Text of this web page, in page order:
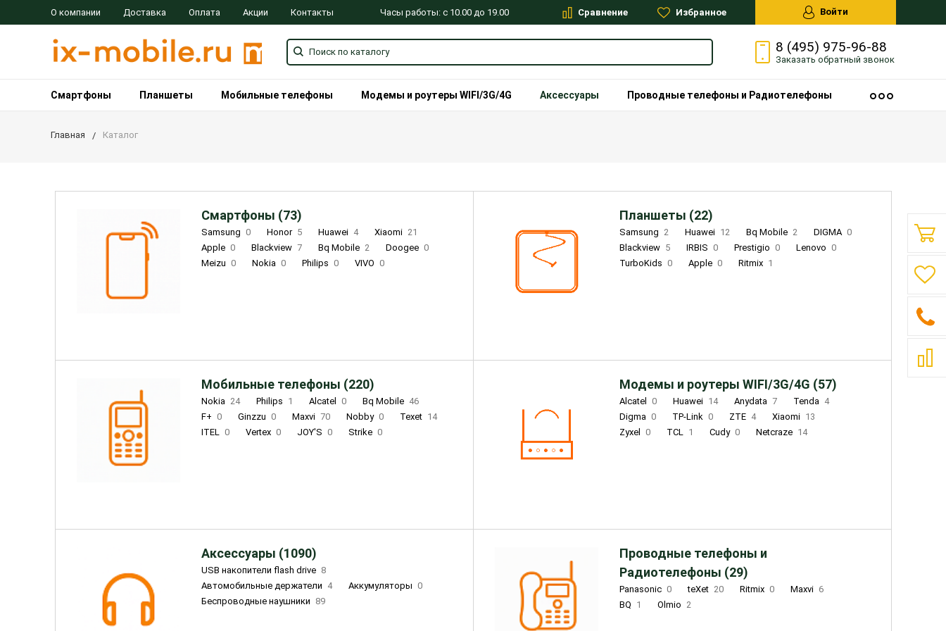
О компании Доставка Оплата Акции Контакты Часы работы: с 10.00 до 19.00 Сравнение Избранное Войти
8 (495) 975-96-88
Заказать обратный звонок
Смартфоны Планшеты Мобильные телефоны Модемы и роутеры WIFI/3G/4G Аксессуары Проводные телефоны и Радиотелефоны
Главная Каталог
Смартфоны (73)
Samsung 0 Honor 5 Huawei 4 Xiaomi 21
Apple 0 Blackview 7 Bq Mobile 2 Doogee 0
Meizu 0 Nokia 0 Philips 0 VIVO 0
Планшеты (22)
Samsung 2 Huawei 12 Bq Mobile 2 DIGMA 0
Blackview 5 IRBIS 0 Prestigio 0 Lenovo 0
TurboKids 0 Apple 0 Ritmix 1
Мобильные телефоны (220)
Nokia 24 Philips 1 Alcatel 0 Bq Mobile 46
F+ 0 Ginzzu 0 Maxvi 70 Nobby 0 Texet 14
ITEL 0 Vertex 0 JOY'S 0 Strike 0
Модемы и роутеры WIFI/3G/4G (57)
Alcatel 0 Huawei 14 Anydata 7 Tenda 4
Digma 0 TP-Link 0 ZTE 4 Xiaomi 13
Zyxel
0 TCL 1 Cudy 0 Netcraze 14
Аксессуары (1090)
USB накопители flash drive 8
Автомобильные держатели 4 Аккумуляторы 0
Беспроводные наушники 89
Проводные телефоны и
Радиотелефоны (29)
Panasonic 0 teXet 20 Ritmix 0 Maxvi 6
BQ 1 Olmio 2